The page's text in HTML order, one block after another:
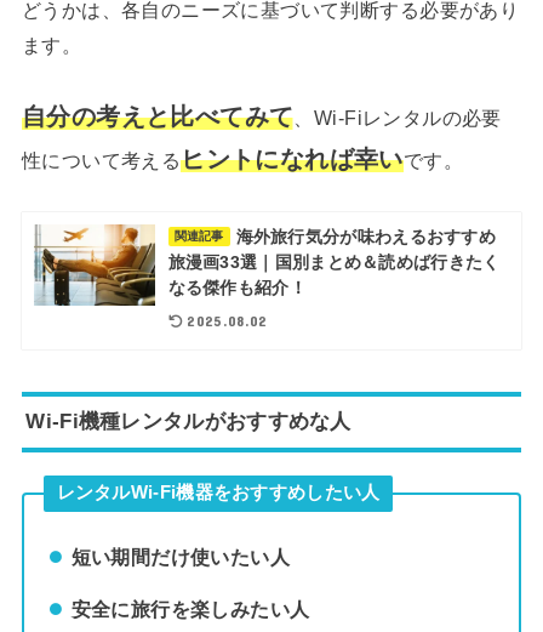
どうかは、各自のニーズに基づいて判断する必要があり
ます。
自分の考えと比べてみて 、Wi-Fiレンタルの必要
性について考えるヒントになれば幸いです。
関連記事
海外旅行気分が味わえるおすすめ
旅漫画33選｜国別まとめ＆読めば行きたく
なる傑作も紹介！
2025.08.02
Wi-Fi機種レンタルがおすすめな人
レンタルWi-Fi機器をおすすめしたい人
短い期間だけ使いたい人
安全に旅行を楽しみたい人